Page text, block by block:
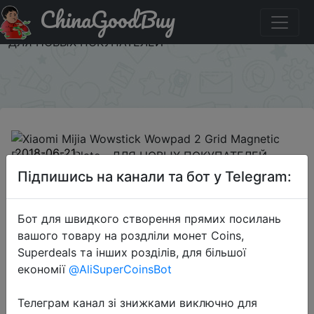
Промокод на знижку NEWGBmidyear18621RU2 Xiaomi
Mijia Wowstick Wowpad 2 Grid Magnetic Positioning Plate
- ДЛЯ НОВЫХ ПОКУПАТЕЛЕЙ
ChinaGoodBuy
2018-06-21
Xiaomi Mijia Wowstick Wowpad 2
Grid Magnetic Positioning Plate -
ДЛЯ НОВЫХ ПОКУПАТЕЛЕЙ
$0.99
Підпишись на канали та бот у Telegram:
Бот для швидкого створення прямих посилань
вашого товару на роздліли монет Coins,
Superdeals та інших розділів, для більшої
економії @AliSuperCoinsBot
Телеграм канал зі знижками виключно для